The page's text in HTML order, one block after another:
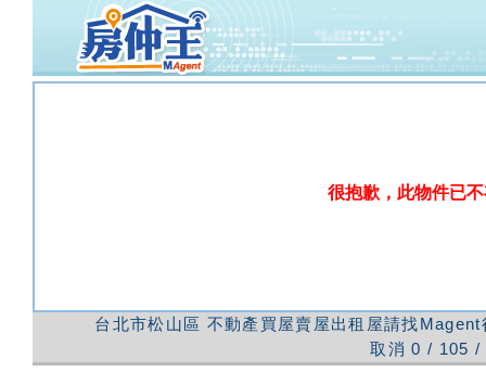
很抱歉，此物件已
台北市松山區 不動產買屋賣屋出租屋請找
取消 0 / 105 /